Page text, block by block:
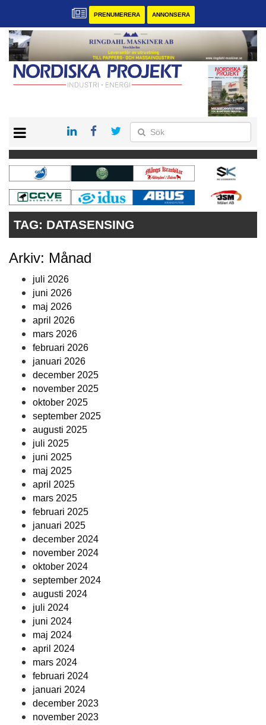
PRENUMERERA ANNONSERA
KONTAKT
VÅRA ANDRA MAGASIN
PRENUMERERA
ANNONSERA
TAG: DATASENSING
Arkiv: Månad
juli 2026
juni 2026
maj 2026
april 2026
mars 2026
februari 2026
januari 2026
december 2025
november 2025
oktober 2025
september 2025
augusti 2025
juli 2025
juni 2025
maj 2025
april 2025
mars 2025
februari 2025
januari 2025
december 2024
november 2024
oktober 2024
september 2024
augusti 2024
juli 2024
juni 2024
maj 2024
april 2024
mars 2024
februari 2024
januari 2024
december 2023
november 2023